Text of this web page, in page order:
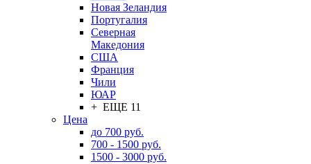
Новая Зеландия
Португалия
Северная
Македония
США
Франция
Чили
ЮАР
+ ЕЩЕ 11
Цена
до 700 руб.
700 - 1500 руб.
1500 - 3000 руб.